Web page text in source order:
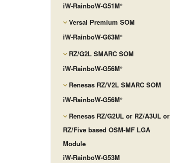
iW-RainboW-G51M®
Versal Premium SOM
iW-RainboW-G63M®
RZ/G2L SMARC SOM
iW-RainboW-G56M®
Renesas RZ/V2L SMARC SOM
iW-RainboW-G56M®
Renesas RZ/G2UL or RZ/A3UL or
RZ/Five based OSM-MF LGA
Module
iW-RainboW-G53M